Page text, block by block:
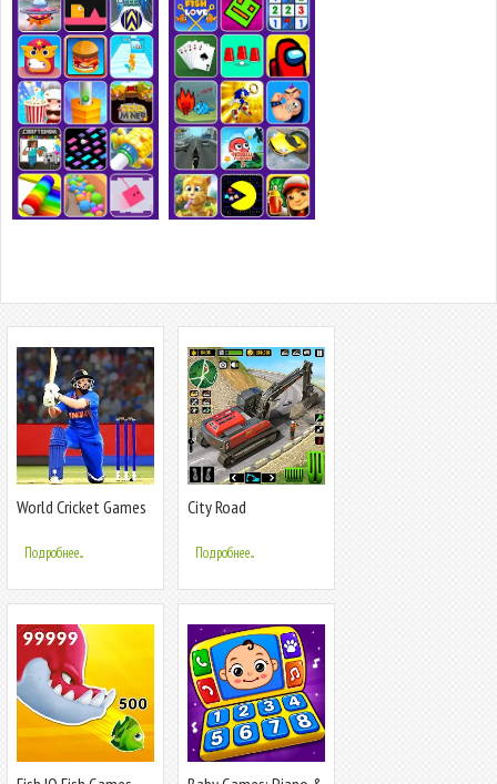
World Cricket Games
Подробнее...
City Road
Подробнее...